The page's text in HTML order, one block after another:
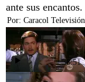
ante sus encantos.
Por: Caracol Televisión
38:51